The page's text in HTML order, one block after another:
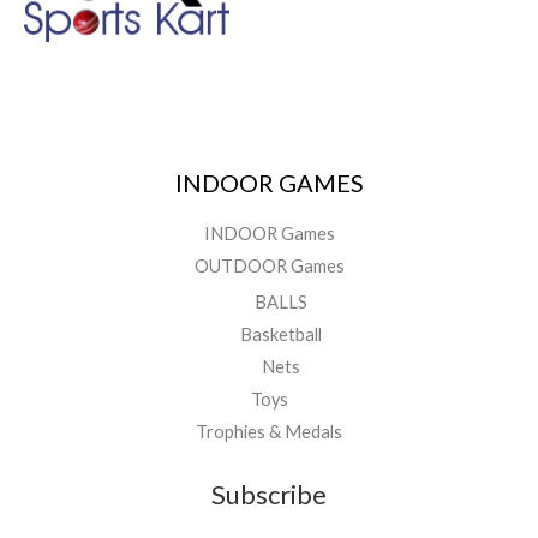
INDOOR GAMES
INDOOR Games
OUTDOOR Games
BALLS
Basketball
Nets
Toys
Trophies & Medals
Subscribe